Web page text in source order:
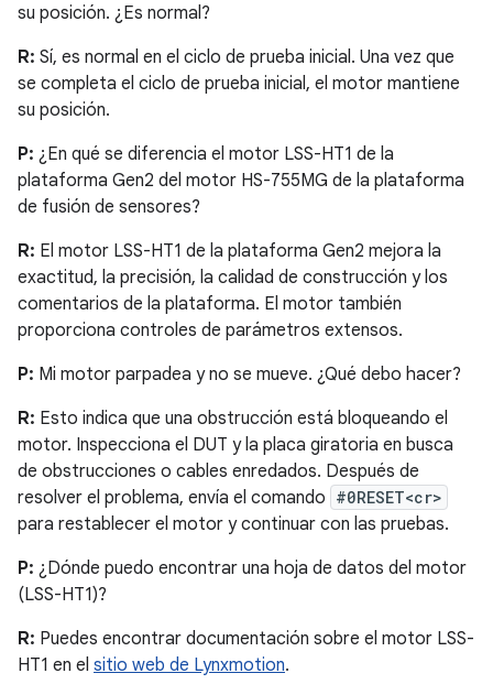
su posición. ¿Es normal?
R: Sí, es normal en el ciclo de prueba inicial. Una vez que
se completa el ciclo de prueba inicial, el motor mantiene
su posición.
P: ¿En qué se diferencia el motor LSS-HT1 de la
plataforma Gen2 del motor HS-755MG de la plataforma
de fusión de sensores?
R: El motor LSS-HT1 de la plataforma Gen2 mejora la
exactitud, la precisión, la calidad de construcción y los
comentarios de la plataforma. El motor también
proporciona controles de parámetros extensos.
P: Mi motor parpadea y no se mueve. ¿Qué debo hacer?
R: Esto indica que una obstrucción está bloqueando el
motor. Inspecciona el DUT y la placa giratoria en busca
de obstrucciones o cables enredados. Después de
resolver el problema, envía el comando #0RESET<cr>
para restablecer el motor y continuar con las pruebas.
P: ¿Dónde puedo encontrar una hoja de datos del motor
(LSS-HT1)?
R: Puedes encontrar documentación sobre el motor LSS-
HT1 en el sitio web de Lynxmotion.